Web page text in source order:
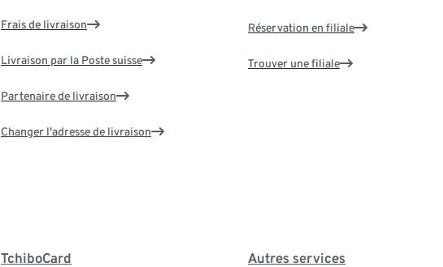
Frais de livraison
Livraison par la Poste suisse
Partenaire de livraison
Changer l'adresse de livraison
Réservation en filiale
Trouver une filiale
TchiboCard Autres services